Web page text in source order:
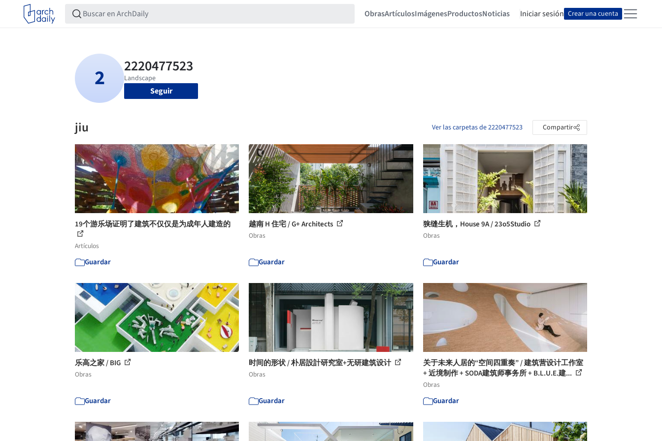
ObrasArtículosImágenesProductosNoticias Iniciar sesión Crear una cuenta
Seguir
jiu Ver las carpetas de 2220477523 Compartir
19个游乐场证明了建筑不仅仅是为成年人建造的
Artículos
Guardar
越南 H 住宅 / G+ Architects
Obras
Guardar
狭缝生机，House 9A / 23o5Studio
Obras
Guardar
乐高之家 / BIG
Obras
Guardar
时间的形状 / 朴居設計研究室+无研建筑设计
Obras
Guardar
关于未来人居的“空间四重奏” / 建筑营设计工作室
+ 近境制作 + SODA建筑师事务所 + B.L.U.E.建...
Obras
Guardar